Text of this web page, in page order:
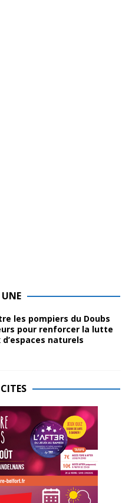
les pompiers du Doubs
pour renforcer la lutte
naturels